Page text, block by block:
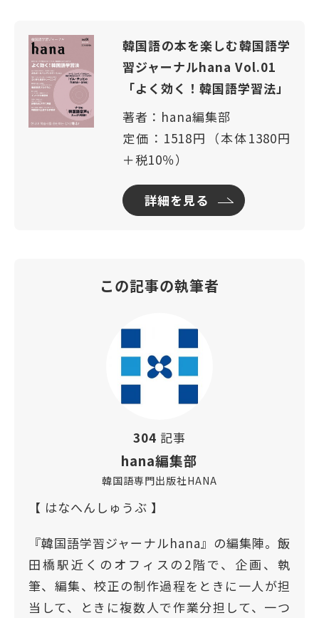
韓国語の本を楽しむ韓国語学
習ジャーナルhana Vol.01
「よく効く！韓国語学習法」
著者：hana編集部
定価：1518円（本体1380円
＋税10％）
詳細を見る
この記事の執筆者
304 記事
hana編集部
韓国語専門出版社HANA
【 はなへんしゅうぶ 】
『韓国語学習ジャーナルhana』の編集陣。飯
田橋駅近くのオフィスの2階で、企画、執
筆、編集、校正の制作過程をときに一人が担
当して、ときに複数人で作業分担して、一つ